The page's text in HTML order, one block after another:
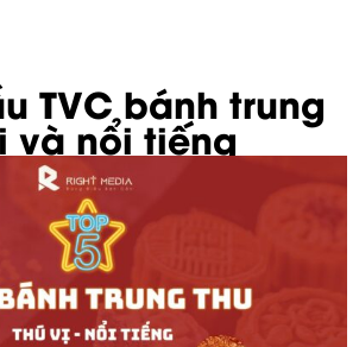
TVC bánh trung
và nổi tiếng